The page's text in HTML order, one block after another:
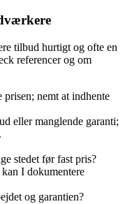
tilbud hurtigt og ofte en
referencer og om
prisen; nemt at indhente
eller manglende garanti;
stedet før fast pris?
I dokumentere
og garantien?